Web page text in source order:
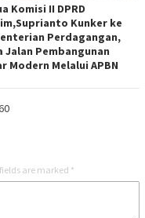
Komisi II DPRD
Kunker ke
Perdagangan,
Jalan Pembangunan
Modern Melalui APBN
are marked *